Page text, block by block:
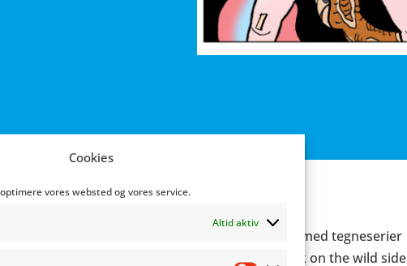
Cookies
vores websted og vores service.
Altid aktiv
og illustrator. Han har arbejdet med tegneserier
udgivere. Han er kendt for værker som
Walk on the wild side